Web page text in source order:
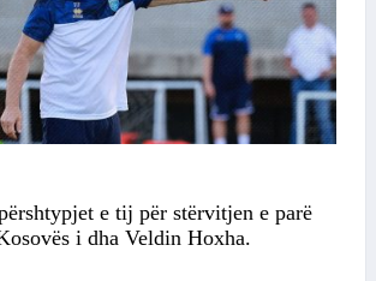
e tij për stërvitjen e parë
i dha Veldin Hoxha.